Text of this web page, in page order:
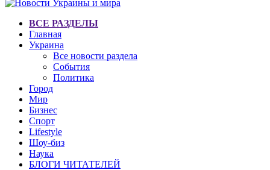
ВСЕ РАЗДЕЛЫ
Главная
Украина
Все новости раздела
События
Политика
Город
Мир
Бизнес
Спорт
Lifestyle
Шоу-биз
Наука
БЛОГИ ЧИТАТЕЛЕЙ